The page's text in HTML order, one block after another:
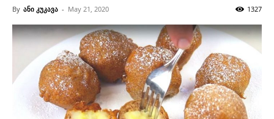
By ანი კუკავა - May 21, 2020 1327